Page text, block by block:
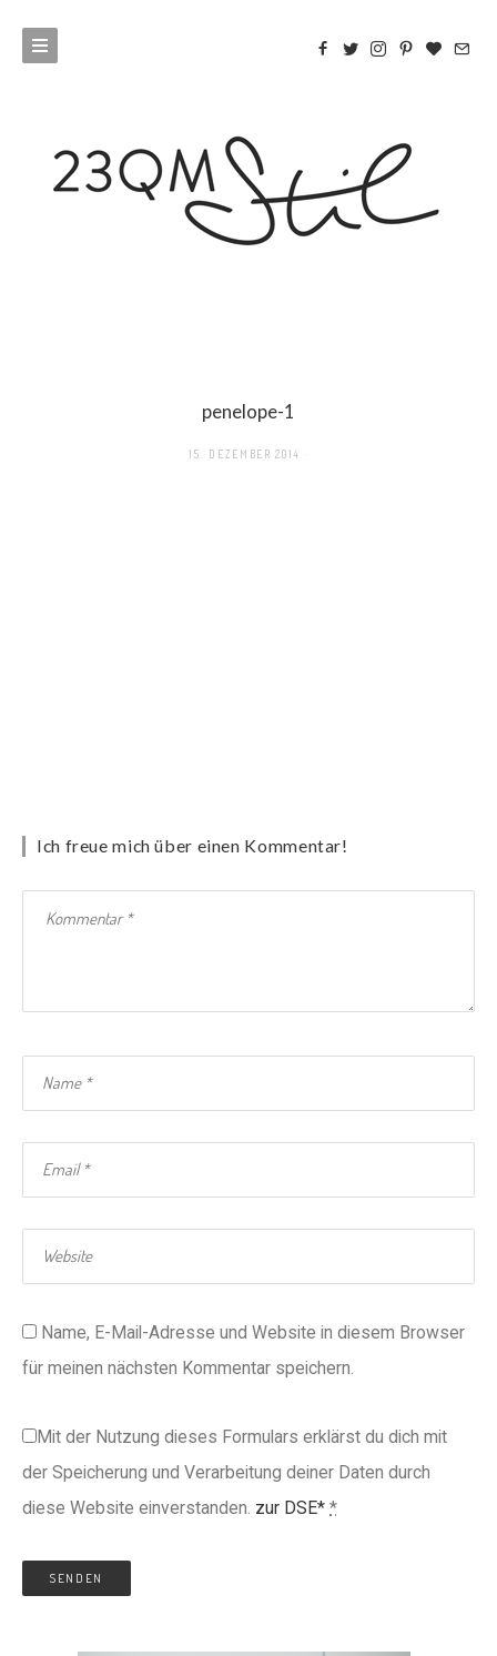
penelope-1
15. DEZEMBER 2014
Ich freue mich über einen Kommentar!
Name, E-Mail-Adresse und Website in diesem Browser
für meinen nächsten Kommentar speichern.
Mit der Nutzung dieses Formulars erklärst du dich mit
der Speicherung und Verarbeitung deiner Daten durch
diese Website einverstanden. zur DSE* *